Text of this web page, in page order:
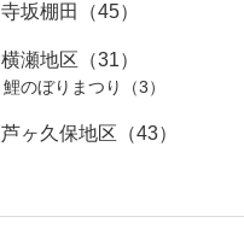
寺坂棚田（45）
横瀬地区（31）
鯉のぼりまつり（3）
芦ヶ久保地区（43）